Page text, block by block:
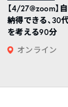
【4/27@zoom】
納得できる、30
を考える90分
オンライン